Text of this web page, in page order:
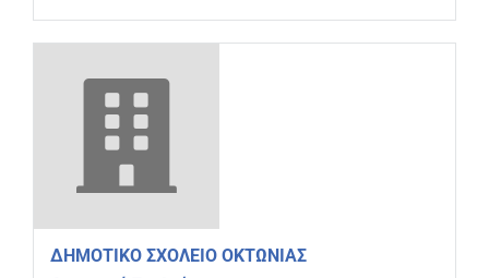
ΔΗΜΟΤΙΚΟ ΣΧΟΛΕΙΟ ΟΚΤΩΝΙΑΣ